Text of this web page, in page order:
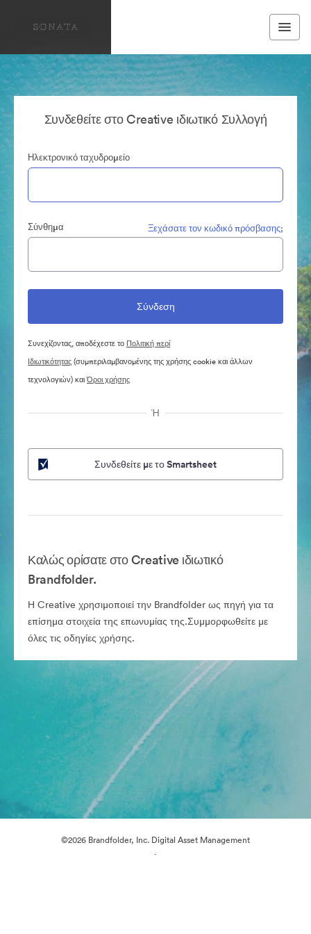
Συνδεθείτε στο Creative ιδιωτικό Συλλογή
Ηλεκτρονικό ταχυδρομείο
Σύνθημα Ξεχάσατε τον κωδικό πρόσβασης;
Συνεχίζοντας, αποδέχεστε το Πολιτική περί
Ιδιωτικότητας(συμπεριλαμβανομένης της χρήσης cookie και άλλων
τεχνολογιών) καιΌροι χρήσης
Ή
Συνδεθείτε με το Smartsheet
Καλώς ορίσατε στο Creative ιδιωτικό
Brandfolder.
Η Creative χρησιμοποιεί την Brandfolder ως πηγή για τα
επίσημα στοιχεία της επωνυμίας της.Συμμορφωθείτε με
όλες τις οδηγίες χρήσης.
©2026 Brandfolder, Inc. Digital Asset Management
·